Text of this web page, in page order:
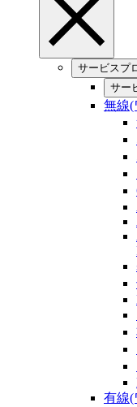
サービスプ
サー
無線(
有線(